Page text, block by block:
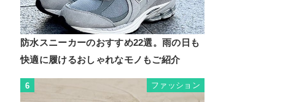
防水スニーカーのおすすめ22選。雨の日も
快適に履けるおしゃれなモノもご紹介
6 ファッション